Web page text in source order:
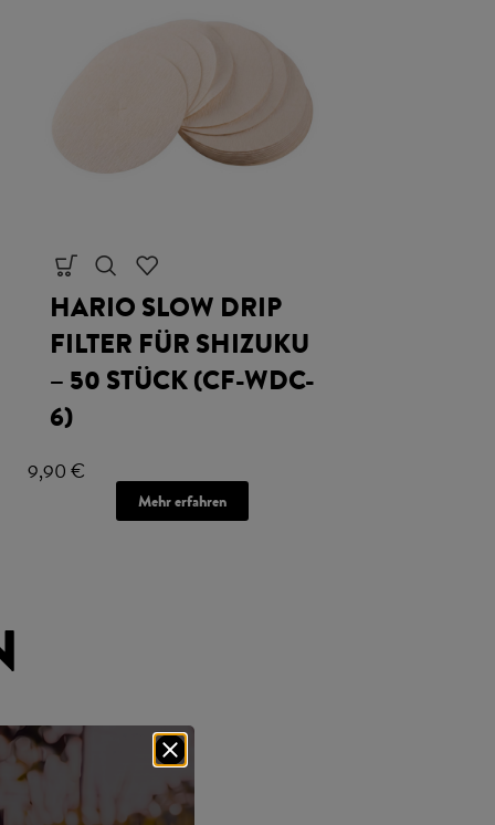
HARIO SLOW DRIP
FILTER FÜR SHIZUKU
– 50 STÜCK (CF-WDC-
6)
9,90€
Mehr erfahren